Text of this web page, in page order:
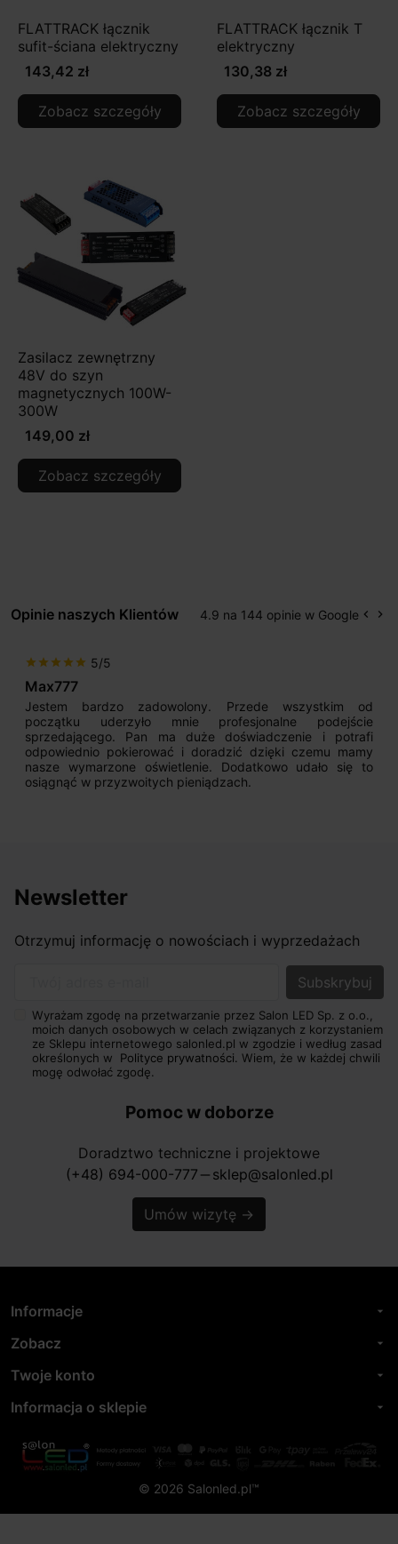
FLATTRACK łącznik
sufit-ściana elektryczny
143,42 zł
Zobacz szczegóły
FLATTRACK łącznik T
elektryczny
130,38 zł
Zobacz szczegóły
Zasilacz zewnętrzny
48V do szyn
magnetycznych 100W-
300W
149,00 zł
Zobacz szczegóły
Opinie naszych Klientów 4.9 na 144 opinie w Google keyboard_arrow_left keyboard_arrow_right
star star star star star 5/5
Max777
Jestem bardzo zadowolony. Przede wszystkim od
początku uderzyło mnie profesjonalne podejście
sprzedającego. Pan ma duże doświadczenie i potrafi
odpowiednio pokierować i doradzić dzięki czemu mamy
nasze wymarzone oświetlenie. Dodatkowo udało się to
osiągnąć w przyzwoitych pieniądzach.
Newsletter
Otrzymuj informację o nowościach i wyprzedażach
Wyrażam zgodę na przetwarzanie przez Salon LED Sp. z o.o.,
moich danych osobowych w celach związanych z korzystaniem
ze Sklepu internetowego salonled.pl w zgodzie i według zasad
określonych w Polityce prywatności. Wiem, że w każdej chwili
mogę odwołać zgodę.
Pomoc w doborze
Doradztwo techniczne i projektowe
(+48) 694-000-777 horizontal_rule sklep@salonled.pl
Umów wizytę →
Informacje arrow_drop_down
Zobacz arrow_drop_down
Twoje konto arrow_drop_down
Informacja o sklepie arrow_drop_down
© 2026 Salonled.pl™